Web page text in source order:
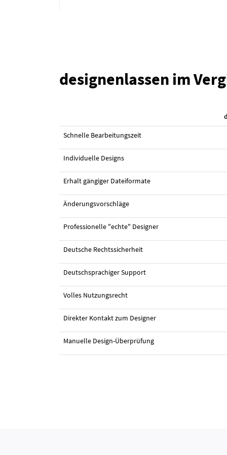
#49 Logo-Design von
designenlassen im
Schnelle Bearbeitungszeit
Individuelle Designs
Erhalt gängiger Dateiformate
Änderungsvorschläge
Professionelle "echte" Designer
Deutsche Rechtssicherheit
Deutschsprachiger Support
Volles Nutzungsrecht
Direkter Kontakt zum Designer
Manuelle Design-Überprüfung